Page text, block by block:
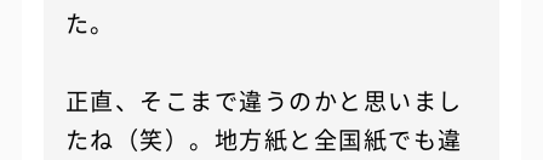
た。
正直、そこまで違うのかと思いまし
たね（笑）。地方紙と全国紙でも違